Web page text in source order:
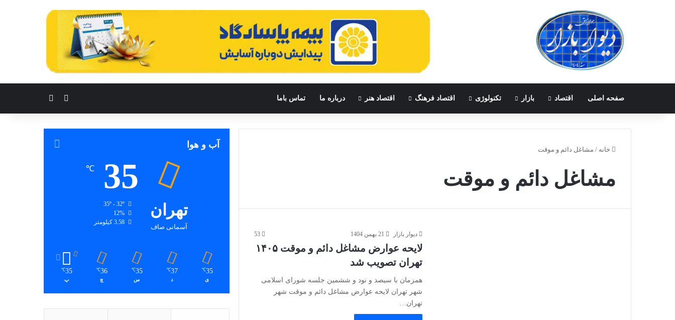
صفحه اصلی اقتصاد بازار تکنولوژی اقتصاد فرهنگ اقتصاد هنر درباره ما تماس باما تغییر پوسته
خانه / مشاغل دائم و موقت
مشاغل دائم و موقت
دیوار بازار 21 بهمن 1404 53
لایحه عوارض مشاغل دائم و موقت ۱۴۰۵
تهران تصویب شد
همزمان با سیصد و نود و ششمین جلسه شورای اسلامی
شهر تهران لایحه عوارض مشاغل دائم و موقت شهر
تهران…
آب و هوا
تهران
آسمانی صاف
35
℃
35º - 32º
12%
3.58 کیلومتر
35
℃
ی
37
℃
د
35
℃
س
36
℃
چ
35
℃
پ